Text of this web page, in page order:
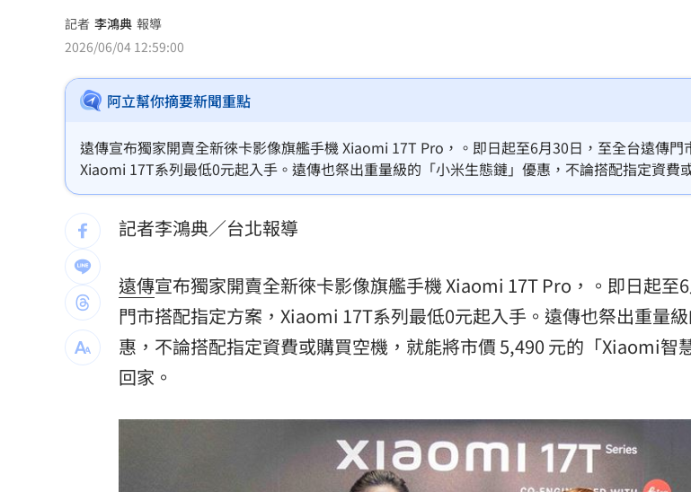
男星拍足球戲正中要害 導演喊：效果很好
補充兵12天也不服！男連2次放鳥代價慘8倍
2度要求修投手丘 魔力藍曝與布雷克有關
不斷更新／8、9日國籍航空船班異動一次看 18:14
不願承認民調創新低！幕僚爆川普沉迷這事
葉總讚各隊洋將 聞阿部雄大被註銷好吃驚 18:07
粉專謾罵林襄假女、89妹 新北男罰9千元 18:02
淡水現「龍捲風」眾人嚇壞！氣象署揭真相
記者 李鴻典 報導
2026/06/04 12:59:00
阿立幫你摘要新聞重點
遠傳宣布獨家開賣全新徠卡影像旗艦手機 Xiaomi 17T Pro，。即日起至6月30日，至全台遠傳門
Xiaomi 17T系列最低0元起入手。遠傳也祭出重量級的「小米生態鏈」優惠，不論搭配指定資費
5,490 元的「Xiaomi智慧投影機 L1」以0元帶回家。
記者李鴻典／台北報導
遠傳宣布獨家開賣全新徠卡影像旗艦手機 Xiaomi 17T Pro，。即日起至
門市搭配指定方案，Xiaomi 17T系列最低0元起入手。遠傳也祭出重量
惠，不論搭配指定資費或購買空機，就能將市價 5,490 元的「Xiaomi智
回家。